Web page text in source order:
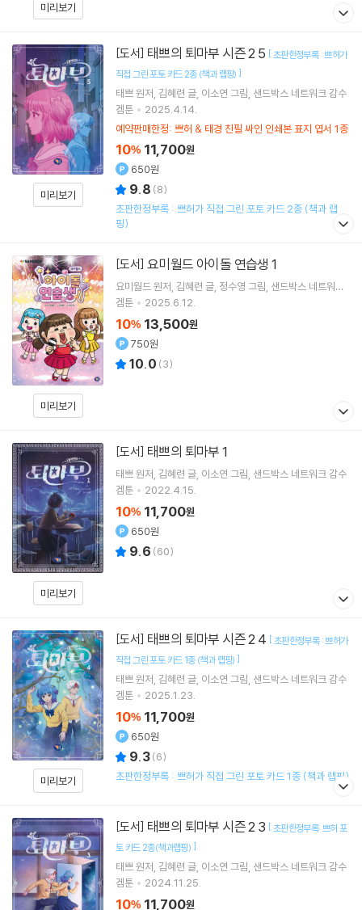
미리보기
미리보기
[도서] 태쁘의 퇴마부 시즌 2 5 [초판한정부록 : 쁘허가
직접 그린 포토 카드 2종 (책과 랩핑) ]
태쁘 원저 김혜련 글 이소연 그림 샌드박스 네트워크 감수
겜툰
2025.4.14.
예약판매한정: 쁘허 & 태경 친필 싸인 인쇄본 표지 엽서 1종
10% 11,700원
650원
9.8 (8)
초판한정부록 : 쁘허가 직접 그린 포토 카드 2종 (책과 랩
핑)
미리보기
[도서] 요미월드 아이돌 연습생 1
요미월드 원저 김혜련 글 정수영 그림 샌드박스 네트워크
감수
겜툰 2025.6.12.
10% 13,500원
750원
10.0 (3)
미리보기
[도서] 태쁘의 퇴마부 1
태쁘 원저 김혜련 글 이소연 그림 샌드박스 네트워크 감수
겜툰
2022.4.15.
10% 11,700원
650원
9.6 (60)
미리보기
[도서] 태쁘의 퇴마부 시즌 2 4 [초판한정부록 : 쁘허가
직접 그린 포토 카드 1종 (책과 랩핑) ]
태쁘 원저 김혜련 글 이소연 그림 샌드박스 네트워크 감수
겜툰
2025.1.23.
10% 11,700원
650원
9.3(6)
초판한정부록 : 쁘허가 직접 그린 포토 카드 1종 (책과 랩핑)
[도서] 태쁘의 퇴마부 시즌 2 3 [초판한정부록: 쁘허 포
토 카드 2종(책과랩핑) ]
태쁘 원저 김혜련 글 이소연 그림 샌드박스 네트워크 감수
겜툰
2024.11.25.
10% 11,700원